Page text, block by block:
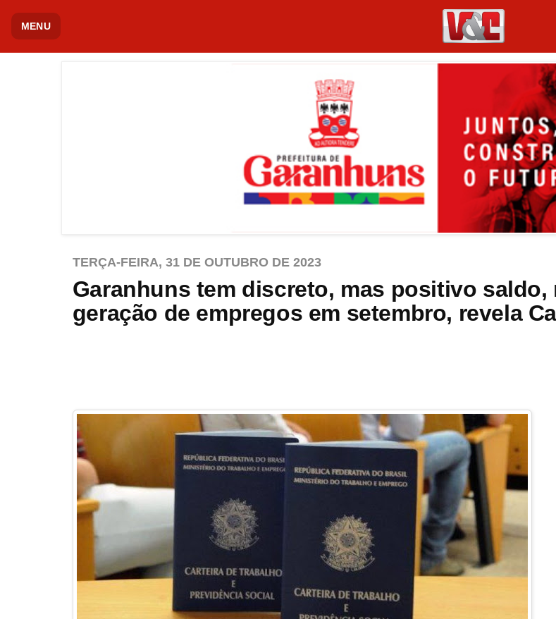
MENU
TERÇA-FEIRA, 31 DE OUTUBRO DE 2023
Garanhuns tem discreto, mas positivo saldo,
geração de empregos em setembro, revela